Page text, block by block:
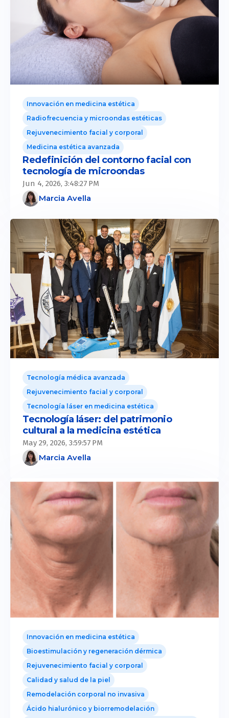
Innovación en medicina estética
Radiofrecuencia y microondas estéticas
Rejuvenecimiento facial y corporal
Medicina estética avanzada
Redefinición del contorno facial con
tecnología de microondas
Jun 4, 2026, 3:48:27 PM
Marcia Avella
Tecnología médica avanzada
Rejuvenecimiento facial y corporal
Tecnología láser en medicina estética
Tecnología láser: del patrimonio
cultural a la medicina estética
May 29, 2026, 3:59:57 PM
Marcia Avella
Innovación en medicina estética
Bioestimulación y regeneración dérmica
Rejuvenecimiento facial y corporal
Calidad y salud de la piel
Remodelación corporal no invasiva
Ácido hialurónico y biorremodelación